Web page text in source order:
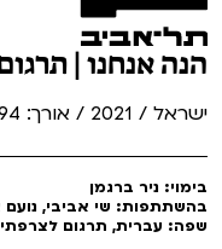
הנה אנחנו |
ישראל / 2021 / אורך: 94
בימוי: ניר ברגמן
בהשתתפות: שי אביבי,
שפה: עברית, תרגום